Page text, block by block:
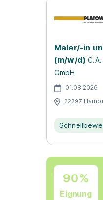
Maler/-in
(m/w/d)
GmbH
01.08.2026
22297
90%
Eignung